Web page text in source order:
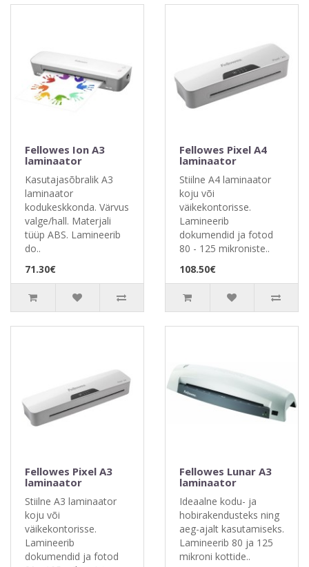
Fellowes Ion A3
laminaator
Kasutajasõbralik A3
laminaator
kodukeskkonda. Värvus
valge/hall. Materjali
tüüp ABS. Lamineerib
do..
71.30€
Fellowes Pixel A4
laminaator
Stiilne A4 laminaator
koju või
väikekontorisse.
Lamineerib
dokumendid ja fotod
80 - 125 mikroniste..
108.50€
Fellowes Pixel A3
laminaator
Stiilne A3 laminaator
koju või
väikekontorisse.
Lamineerib
dokumendid ja fotod
Fellowes Lunar A3
laminaator
Ideaalne kodu- ja
hobirakendusteks ning
aeg-ajalt kasutamiseks.
Lamineerib 80 ja 125
mikroni kottide..